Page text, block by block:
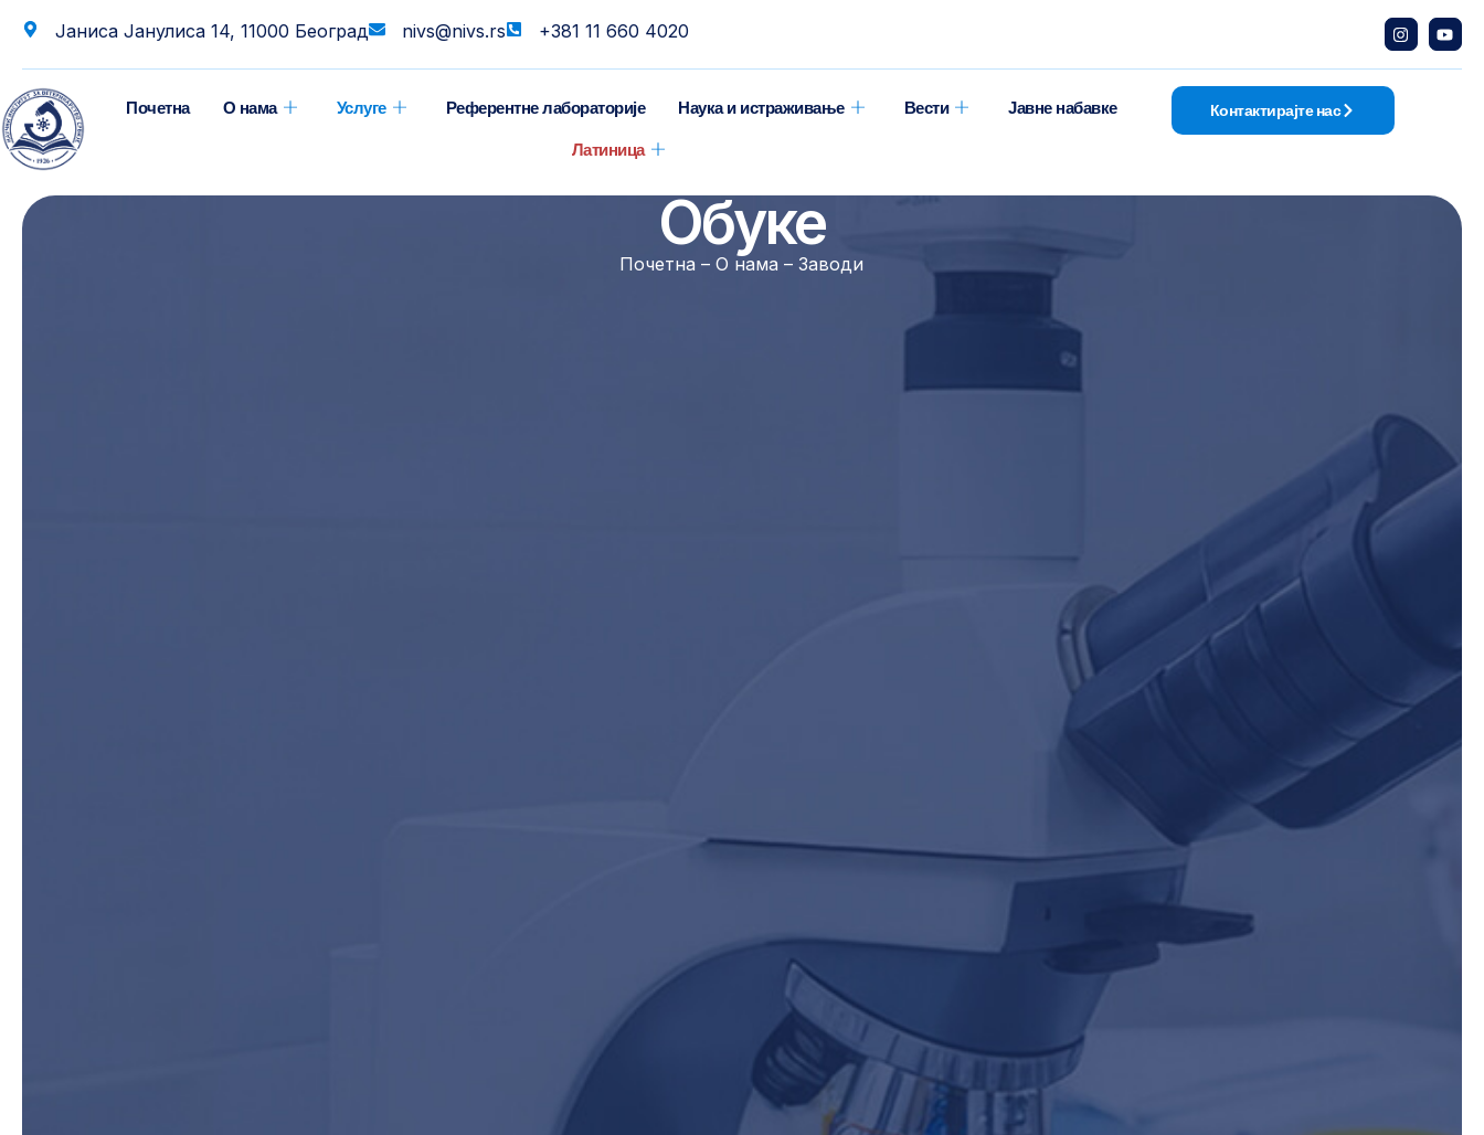
Јаниса Јанулиса 14, 11000 Београд nivs@nivs.rs +381 11 660 4020
Почетна О нама Услуге Референтне лабораторије Наука и истраживање Вести
Јавне набавке
Латиница
Контактирајте нас
Обуке
Почетна – О нама – Заводи